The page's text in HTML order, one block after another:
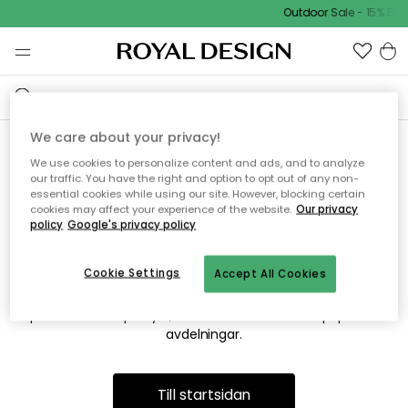
Outdoor Sale - 15%
Vi hittar tyvärr inte sidan du
söker
Detta kan bero på att sidan inte längre finns eller att den har
flyttats. Vi ber om ursäkt för besväret. I menyn ovan kan du
prova att söka på nytt, eller besöka en av våra populära
avdelningar.
Till startsidan
We care about your privacy!
We use cookies to personalize content and ads, and to analyze
our traffic. You have the right and option to opt out of any non-
essential cookies while using our site. However, blocking certain
cookies may affect your experience of the website. Our privacy
policy Google's privacy policy
Accept All Cookies
Cookie Settings